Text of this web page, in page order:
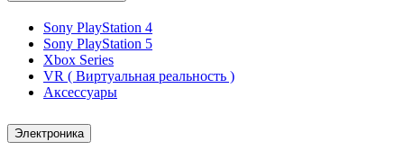
Sony PlayStation 4
Sony PlayStation 5
Xbox Series
VR ( Виртуальная реальность )
Аксессуары
Электроника